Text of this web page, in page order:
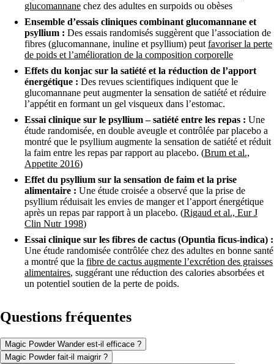
glucomannane chez des adultes en surpoids ou obèses
Ensemble d’essais cliniques combinant glucomannane et
psyllium : Des essais randomisés suggèrent que l’association de
fibres (glucomannane, inuline et psyllium) peut favoriser la perte
de poids et l’amélioration de la composition corporelle
Effets du konjac sur la satiété et la réduction de l’apport
énergétique : Des revues scientifiques indiquent que le
glucomannane peut augmenter la sensation de satiété et réduire
l’appétit en formant un gel visqueux dans l’estomac.
Essai clinique sur le psyllium – satiété entre les repas : Une
étude randomisée, en double aveugle et contrôlée par placebo a
montré que le psyllium augmente la sensation de satiété et réduit
la faim entre les repas par rapport au placebo. (Brum et al.,
Appetite 2016)
Effet du psyllium sur la sensation de faim et la prise
alimentaire : Une étude croisée a observé que la prise de
psyllium réduisait les envies de manger et l’apport énergétique
après un repas par rapport à un placebo. (Rigaud et al., Eur J
Clin Nutr 1998)
Essai clinique sur les fibres de cactus (Opuntia ficus-indica) :
Une étude randomisée contrôlée chez des adultes en bonne santé
a montré que la fibre de cactus augmente l’excrétion des graisses
alimentaires, suggérant une réduction des calories absorbées et
un potentiel soutien de la perte de poids.
Questions fréquentes
Magic Powder Wander est-il efficace ?
Magic Powder fait-il maigrir ?